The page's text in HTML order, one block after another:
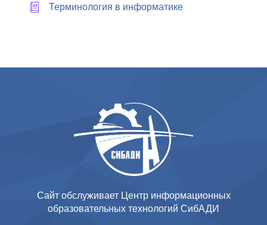
Терминология в информатикеГлоссарий
Сайт обслуживает Центр информационных
образовательных технологий СибАДИ